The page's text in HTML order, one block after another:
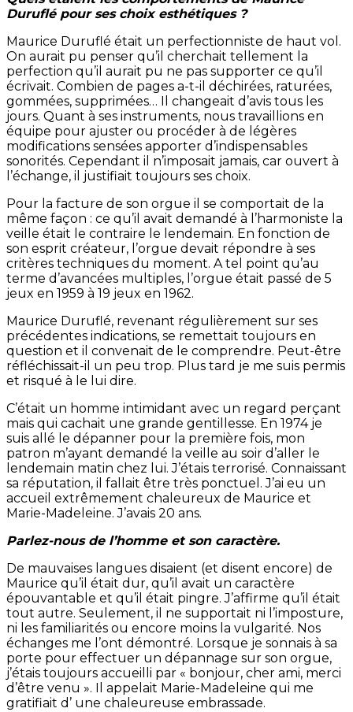
Duruflé pour ses choix esthétiques ?
Maurice Duruflé était un perfectionniste de haut vol.
On aurait pu penser qu’il cherchait tellement la
perfection qu’il aurait pu ne pas supporter ce qu’il
écrivait. Combien de pages a-t-il déchirées, raturées,
gommées, supprimées… Il changeait d’avis tous les
jours. Quant à ses instruments, nous travaillions en
équipe pour ajuster ou procéder à de légères
modifications sensées apporter d’indispensables
sonorités. Cependant il n’imposait jamais, car ouvert à
l’échange, il justifiait toujours ses choix.
Pour la facture de son orgue il se comportait de la
même façon : ce qu’il avait demandé à l’harmoniste la
veille était le contraire le lendemain. En fonction de
son esprit créateur, l’orgue devait répondre à ses
critères techniques du moment. A tel point qu’au
terme d’avancées multiples, l’orgue était passé de 5
jeux en 1959 à 19 jeux en 1962.
Maurice Duruflé, revenant régulièrement sur ses
précédentes indications, se remettait toujours en
question et il convenait de le comprendre. Peut-être
réfléchissait-il un peu trop. Plus tard je me suis permis
et risqué à le lui dire.
C’était un homme intimidant avec un regard perçant
mais qui cachait une grande gentillesse. En 1974 je
suis allé le dépanner pour la première fois, mon
patron m’ayant demandé la veille au soir d’aller le
lendemain matin chez lui. J’étais terrorisé. Connaissant
sa réputation, il fallait être très ponctuel. J’ai eu un
accueil extrêmement chaleureux de Maurice et
Marie-Madeleine. J’avais 20 ans.
Parlez-nous de l’homme et son caractère.
De mauvaises langues disaient (et disent encore) de
Maurice qu’il était dur, qu’il avait un caractère
épouvantable et qu’il était pingre. J’affirme qu’il était
tout autre. Seulement, il ne supportait ni l’imposture,
ni les familiarités ou encore moins la vulgarité. Nos
échanges me l’ont démontré. Lorsque je sonnais à sa
porte pour effectuer un dépannage sur son orgue,
j’étais toujours accueilli par « bonjour, cher ami, merci
d’être venu ». Il appelait Marie-Madeleine qui me
gratifiait d’ une chaleureuse embrassade.